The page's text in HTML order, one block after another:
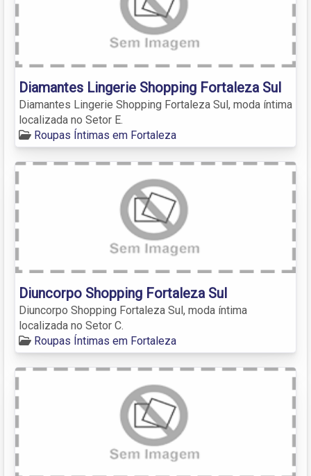
Diamantes Lingerie Shopping Fortaleza Sul
Diamantes Lingerie Shopping Fortaleza Sul, moda íntima
localizada no Setor E.
Roupas Íntimas em Fortaleza
Diuncorpo Shopping Fortaleza Sul
Diuncorpo Shopping Fortaleza Sul, moda íntima
localizada no Setor C.
Roupas Íntimas em Fortaleza